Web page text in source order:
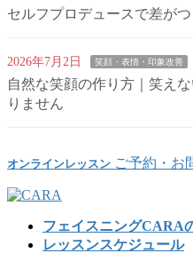
セルフプロデュースで差が
2026年7月2日 笑顔・表情・印象改善
自然な笑顔の作り方｜笑え
りません
オンラインレッスン ご予約・お
フェイスニングCARA
レッスンスケジュール